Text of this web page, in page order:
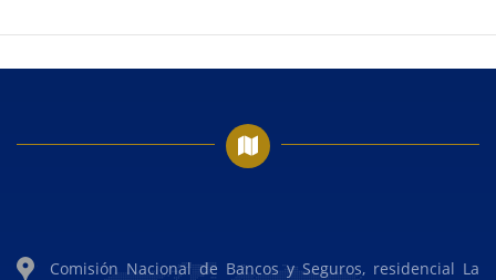
Comisión Nacional de Bancos y Seguros, residencial La